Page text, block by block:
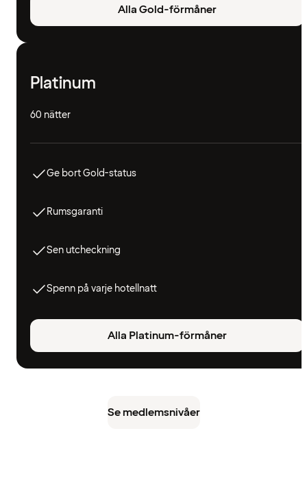
Alla Gold-förmåner
Platinum
60 nätter
Ge bort Gold-status
Rumsgaranti
Sen utcheckning
Spenn på varje hotellnatt
Alla Platinum-förmåner
Se medlemsnivåer